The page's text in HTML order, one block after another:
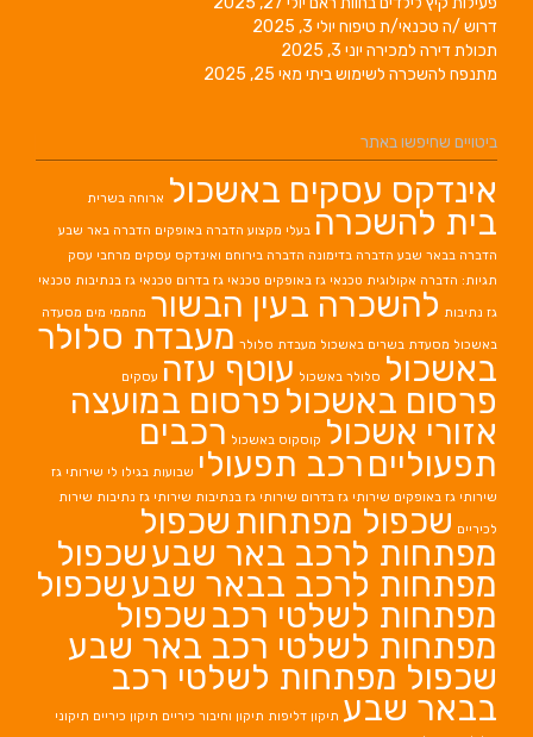
דרוש /ה טכנאי/ת טיפוח יולי 3, 2025
תכולת דירה למכירה יוני 3, 2025
מתנפח להשכרה לשימוש ביתי מאי 25, 2025
ביטויים שחיפשו באתר
אינדקס עסקים באשכול ארוחה בשרית
בית להשכרה בעלי מקצוע הדברה באופקים הדברה באר שבע
הדברה בבאר שבע הדברה בדימונה הדברה בירוחם ואינדקס עסקים מרחבי עסק
תגיות: הדברה אקולוגית טכנאי גז באופקים טכנאי גז בדרום טכנאי גז בנתיבות טכנאי
גז נתיבות להשכרה בעין הבשור מחממי מים מסעדה
באשכול מסעדת בשרים באשכול מעבדת סלולר מעבדת סלולר
באשכול סלולר באשכול עוטף עזה עסקים
פרסום באשכול פרסום במועצה
אזורי אשכול קוסקוס באשכול רכבים
תפעוליים רכב תפעולי שבועות בגילו לי שירותי גז
שירותי גז באופקים שירותי גז בדרום שירותי גז בנתיבות שירותי גז נתיבות שירות
לכיריים שכפול מפתחות שכפול
מפתחות לרכב באר שבעשכפול
מפתחות לרכב בבאר שבעשכפול
מפתחות לשלטי רכב שכפול
מפתחות לשלטי רכב באר שבע
שכפול מפתחות לשלטי רכב
בבאר שבע תיקון דליפות תיקון וחיבור כיריים תיקון כיריים תיקוני